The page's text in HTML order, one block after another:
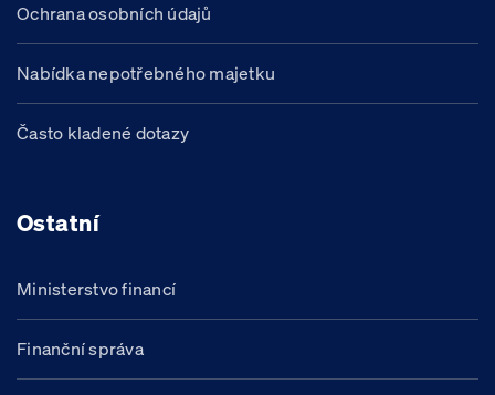
Ochrana osobních údajů
Nabídka nepotřebného majetku
Často kladené dotazy
Ostatní
Ministerstvo financí
Finanční správa